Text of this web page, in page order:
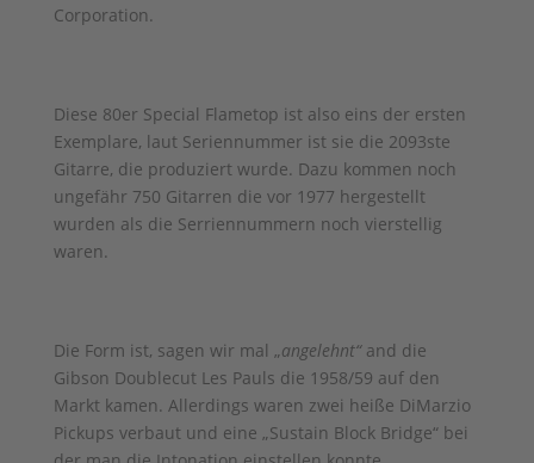
Corporation.
Diese 80er Special Flametop ist also eins der ersten
Exemplare, laut Seriennummer ist sie die 2093ste
Gitarre, die produziert wurde. Dazu kommen noch
ungefähr 750 Gitarren die vor 1977 hergestellt
wurden als die Serriennummern noch vierstellig
waren.
Die Form ist, sagen wir mal „angelehnt“and die
Gibson Doublecut Les Pauls die 1958/59 auf den
Markt kamen. Allerdings waren zwei heiße DiMarzio
Pickups verbaut und eine „Sustain Block Bridge“ bei